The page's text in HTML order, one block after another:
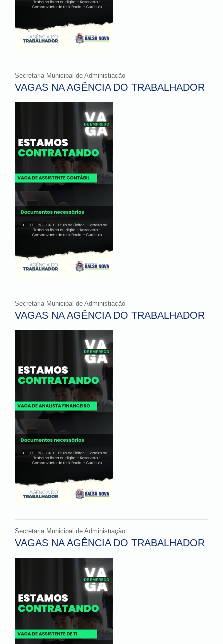
Secretaria Municipal de Administração
VAGAS NA AGÊNCIA DO TRABALHADOR
Secretaria Municipal de Administração
VAGAS NA AGÊNCIA DO TRABALHADOR
Secretaria Municipal de Administração
VAGAS NA AGÊNCIA DO TRABALHADOR